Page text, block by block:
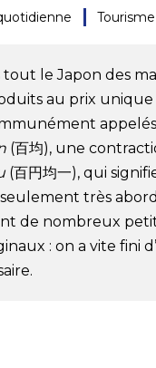
Tourisme
le Japon des
au prix unique
(百均), une
(百円均一), qui
seulement très
de nombreux
: on a vite fini